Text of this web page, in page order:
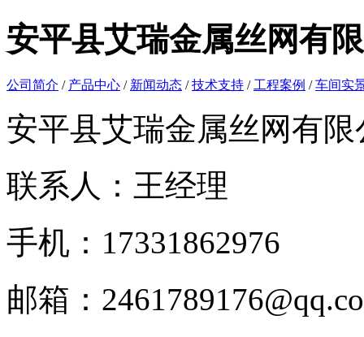
安平县艾瑞金属丝网有
公司简介 / 产品中心 / 新闻动态 /技术支持 / 工程案例 /车间实
安平县艾瑞金属丝网有限
联系人：王经理
手机：17331862976
邮箱：